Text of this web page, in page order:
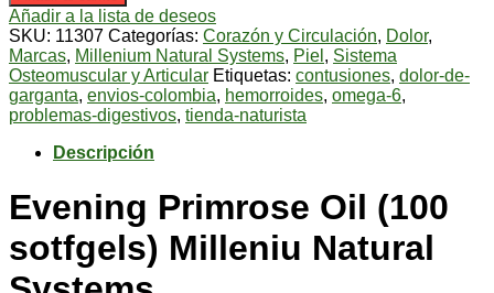
Oil
(100
sotfgels)
Millenium
Natural
Systems
cantidad
Añadir a la lista de deseos
SKU: 11307 Categorías: Corazón y Circulación, Dolor,
Marcas, Millenium Natural Systems, Piel , Sistema
Osteomuscular y Articular Etiquetas: contusiones, dolor-de-
garganta, envios-colombia, hemorroides, omega-6,
problemas-digestivos, tienda-naturista
Descripción
Evening Primrose Oil (100
sotfgels) Milleniu Natural